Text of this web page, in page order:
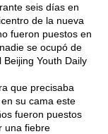
seis días en
de la nueva
fueron puestos en
se ocupó de
Youth Daily
que precisaba
su cama este
fueron puestos
una fiebre